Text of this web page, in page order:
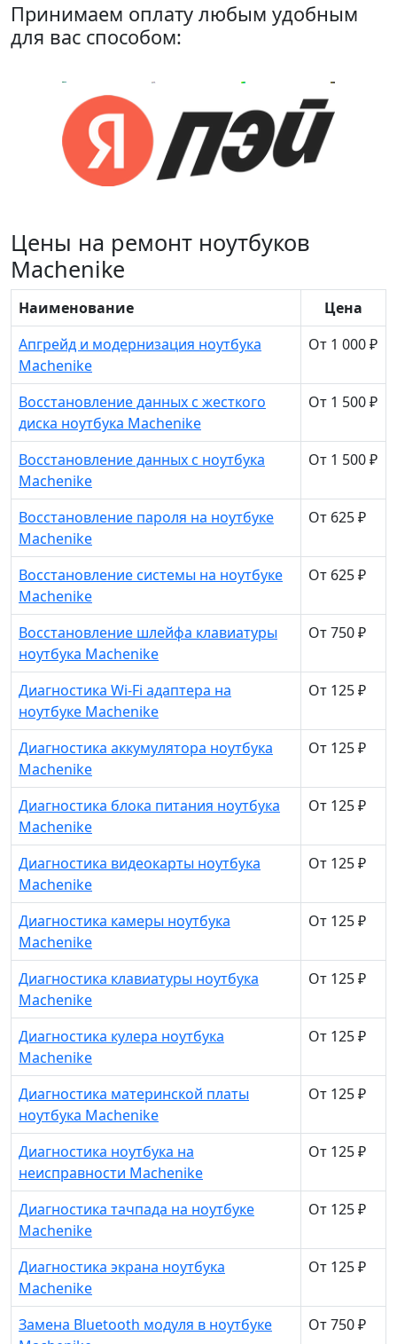
Принимаем оплату любым удобным
для вас способом:
Цены на ремонт ноутбуков
Machenike
Наименование
Цена
Апгрейд и модернизация ноутбука
Machenike
От 1 000 ₽
Восстановление данных с жесткого
диска ноутбука Machenike
От 1 500 ₽
Восстановление данных с ноутбука
Machenike
От 1 500 ₽
Восстановление пароля на ноутбуке
Machenike
От 625 ₽
Восстановление системы на ноутбуке
Machenike
От 625 ₽
Восстановление шлейфа клавиатуры
ноутбука Machenike
От 750 ₽
Диагностика Wi-Fi адаптера на
ноутбуке Machenike
От 125 ₽
Диагностика аккумулятора ноутбука
Machenike
От 125 ₽
Диагностика блока питания ноутбука
Machenike
От 125 ₽
Диагностика видеокарты ноутбука
Machenike
От 125 ₽
Диагностика камеры ноутбука
Machenike
От 125 ₽
Диагностика клавиатуры ноутбука
Machenike
От 125 ₽
Диагностика кулера ноутбука
Machenike
От 125 ₽
Диагностика материнской платы
ноутбука Machenike
От 125 ₽
Диагностика ноутбука на
неисправности Machenike
От 125 ₽
Диагностика тачпада на ноутбуке
Machenike
От 125 ₽
Диагностика экрана ноутбука
Machenike
От 125 ₽
Замена Bluetooth модуля в ноутбуке
От 750 ₽